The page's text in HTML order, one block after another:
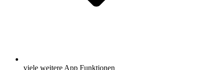
viele weitere App Funktionen